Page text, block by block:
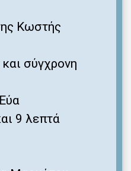
Κωστής
σύγχρονη
9 λεπτά